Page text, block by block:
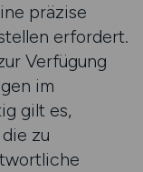
präzise
erfordert.
Verfügung
im
gilt es,
zu